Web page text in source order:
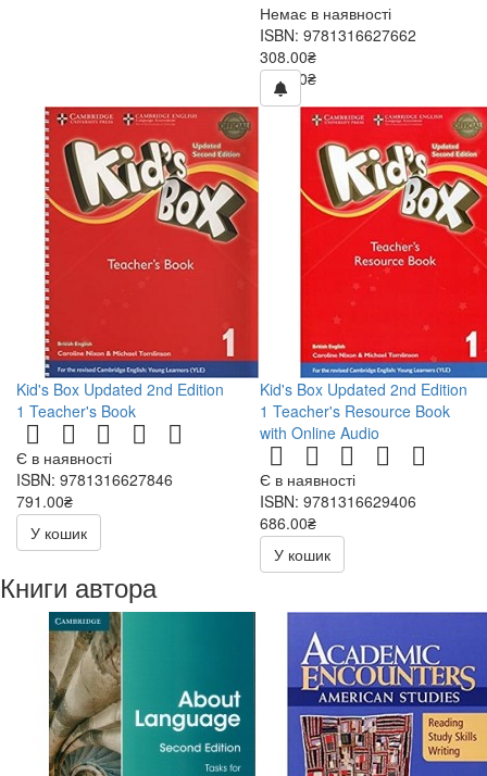
Немає в наявності
ISBN: 9781316627662
308.00₴
440.00₴
Kid's Box Updated 2nd Edition
1 Teacher's Book
Є в наявності
ISBN: 9781316627846
791.00₴
1130.00₴
У кошик
Kid's Box Updated 2nd Edition
1 Teacher's Resource Book
with Online Audio
Є в наявності
ISBN: 9781316629406
686.00₴
980.00₴
У кошик
Книги автора